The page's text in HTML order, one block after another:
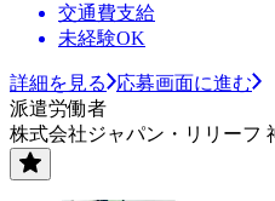
交通費支給
未経験OK
詳細を見る
応募画面に進む
派遣労働者
株式会社ジャパン・リリーフ